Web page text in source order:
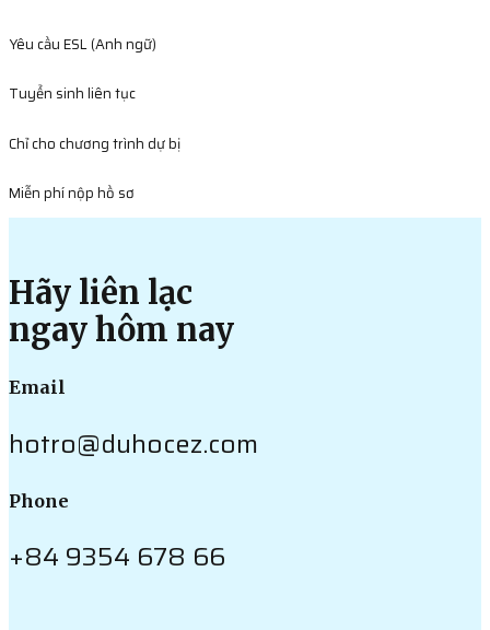
Yêu cầu ESL (Anh ngữ)
Tuyển sinh liên tục
Chỉ cho chương trình dự bị
Miễn phí nộp hồ sơ
Hãy liên lạc
ngay hôm nay
Email
hotro@duhocez.com
Phone
+84 9354 678 66